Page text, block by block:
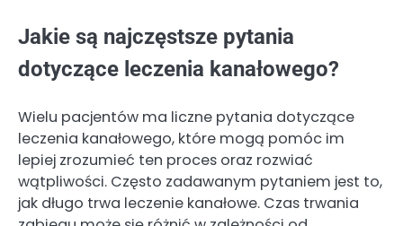
Jakie są najczęstsze pytania
dotyczące leczenia kanałowego?
Wielu pacjentów ma liczne pytania dotyczące
leczenia kanałowego, które mogą pomóc im
lepiej zrozumieć ten proces oraz rozwiać
wątpliwości. Często zadawanym pytaniem jest to,
jak długo trwa leczenie kanałowe. Czas trwania